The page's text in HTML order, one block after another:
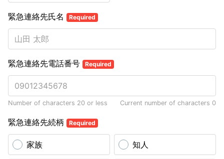
緊急連絡先氏名 Required
緊急連絡先電話番号 Required
Number of characters 20 or less Current number of characters 0
緊急連絡先続柄 Required
家族 知人